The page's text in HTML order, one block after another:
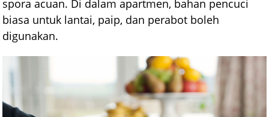
spora acuan. Di dalam apartmen, bahan pencuci
biasa untuk lantai, paip, dan perabot boleh
digunakan.